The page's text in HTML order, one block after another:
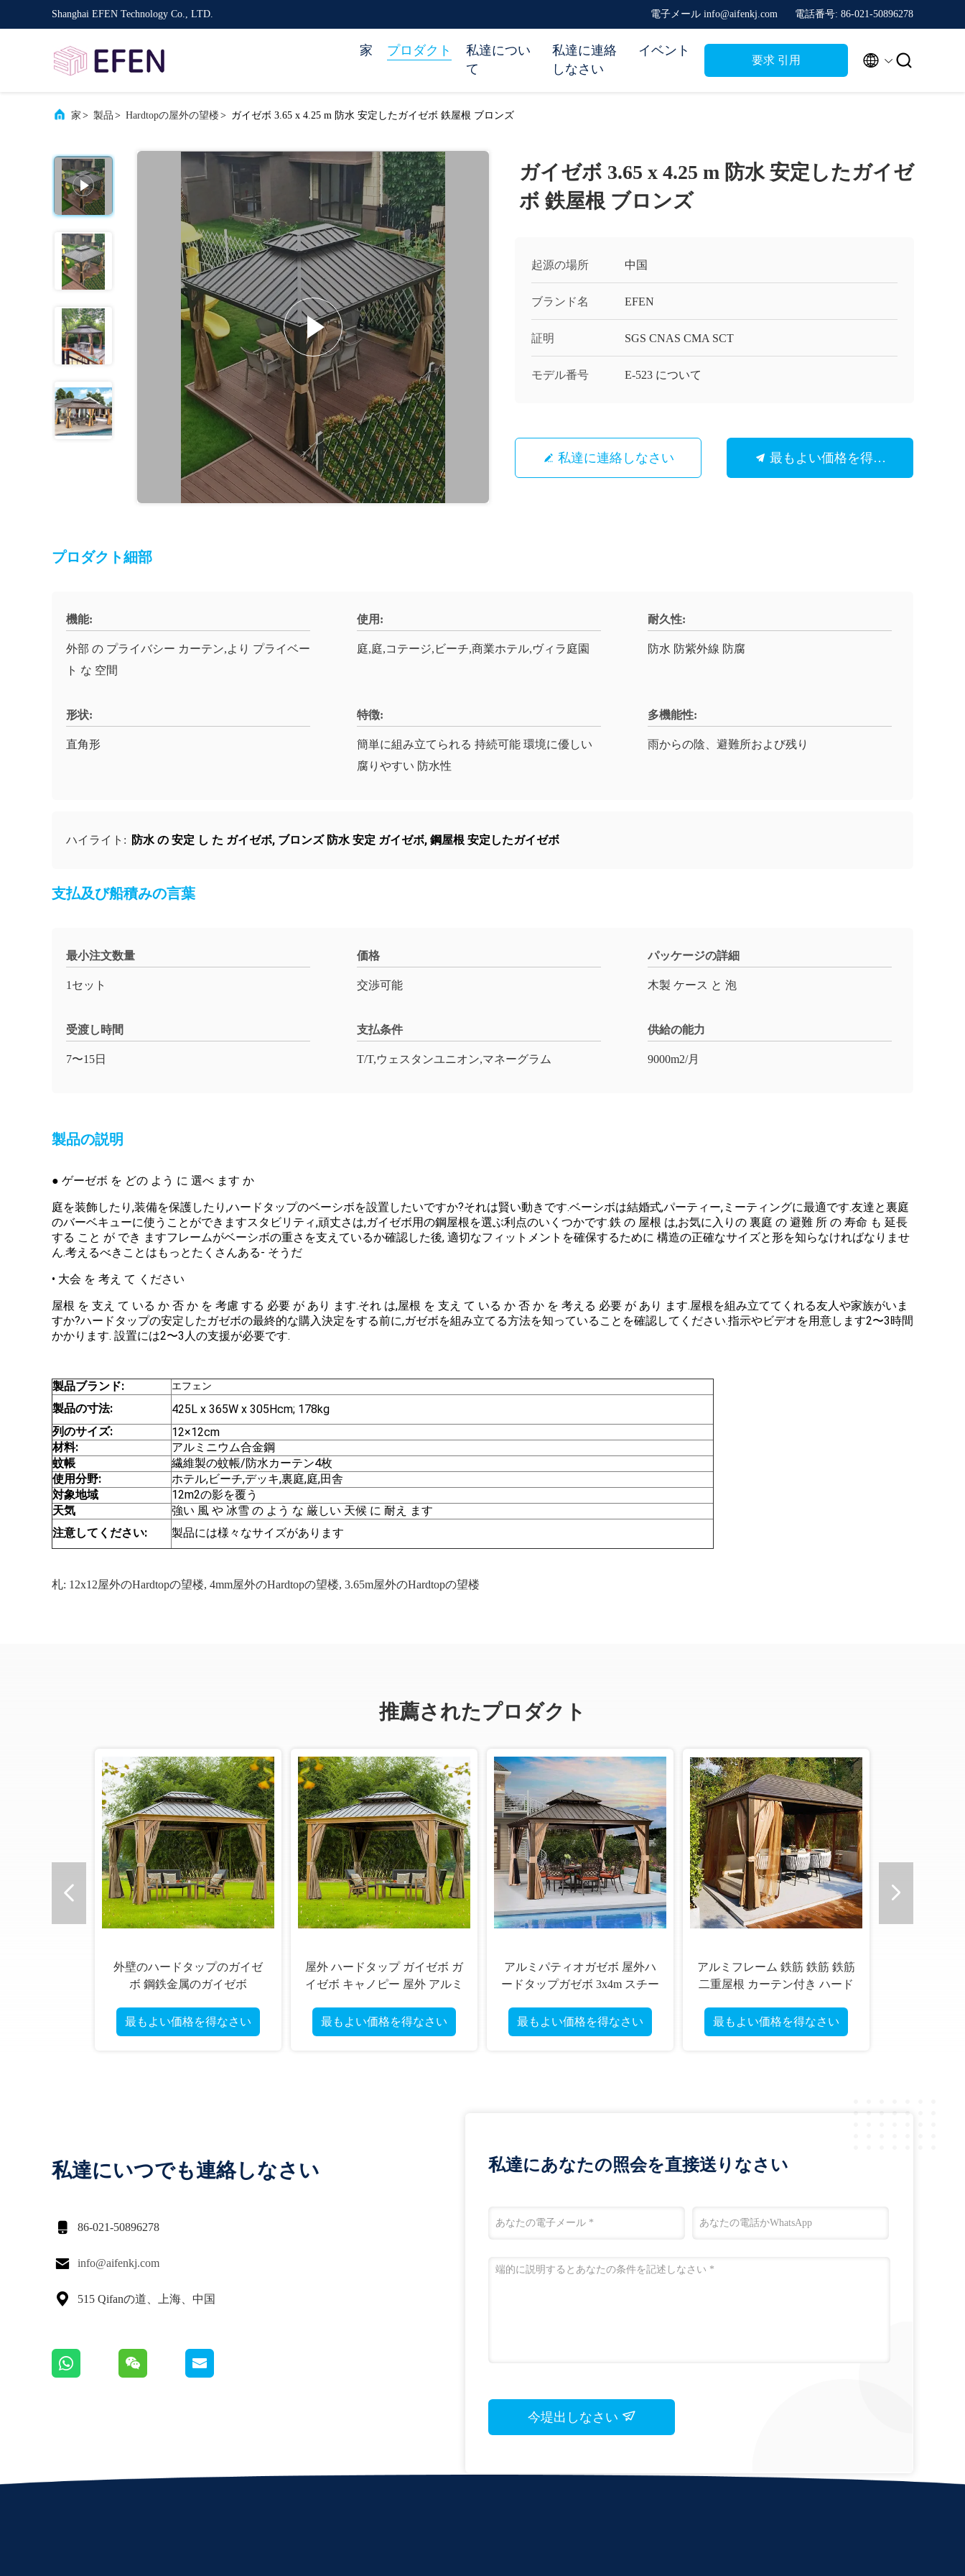
Shanghai EFEN Technology Co., LTD. 電子メール info@aifenkj.com 電話番号: 86-021-50896278
家 プロダクト
私達につい
て
私達に連絡
しなさい
イベント
要求 引用  
家 > 製品 > Hardtopの屋外の望楼 > ガイゼボ 3.65 x 4.25 m 防水 安定したガイゼボ 鉄屋根 ブロンズ
ガイゼボ 3.65 x 4.25 m 防水 安定したガイゼ
ボ 鉄屋根 ブロンズ
起源の場所 中国
ブランド名 EFEN
証明 SGS CNAS CMA SCT
モデル番号 E-523 について
私達に連絡しなさい 最もよい価格を得なさい
プロダクト細部
機能:
外部 の プライバシー カーテン,より プライベー
ト な 空間
使用:
庭,庭,コテージ,ビーチ,商業ホテル,ヴィラ庭園
耐久性:
防水 防紫外線 防腐
形状:
直角形
特徴:
簡単に組み立てられる 持続可能 環境に優しい
腐りやすい 防水性
多機能性:
雨からの陰、避難所および残り
ハイライト: 防水 の 安定 し た ガイゼボ, ブロンズ 防水 安定 ガイゼボ, 鋼屋根 安定したガイゼボ
支払及び船積みの言葉
最小注文数量
1セット
価格
交渉可能
パッケージの詳細
木製 ケース と 泡
受渡し時間
7〜15日
支払条件
T/T,ウェスタンユニオン,マネーグラム
供給の能力
9000m2/月
製品の説明
● ゲーゼボ を どの よう に 選べ ます か
庭を装飾したり,装備を保護したり,ハードタップのベーシボを設置したいですか?それは賢い動きです.ベーシボは結婚式,パーティー,ミーティングに最適です.友達と裏庭
のバーベキューに使うことができますスタビリティ,頑丈さは,ガイゼボ用の鋼屋根を選ぶ利点のいくつかです.鉄 の 屋根 は,お気に入りの 裏庭 の 避難 所 の 寿命 も 延長
する こと が でき ますフレームがベーシボの重さを支えているか確認した後, 適切なフィットメントを確保するために 構造の正確なサイズと形を知らなければなりませ
ん.考えるべきことはもっとたくさんある- そうだ
• 大会 を 考え て ください
屋根 を 支え て いる か 否 か を 考慮 する 必要 が あり ます.それ は,屋根 を 支え て いる か 否 か を 考える 必要 が あり ます.屋根を組み立ててくれる友人や家族がいま
すか?ハードタップの安定したガゼボの最終的な購入決定をする前に,ガゼボを組み立てる方法を知っていることを確認してください.指示やビデオを用意します2〜3時間
かかります. 設置には2〜3人の支援が必要です.
製品ブランド: エフェン
製品の寸法:
425L x 365W x 305Hcm; 178kg
列のサイズ:
12×12cm
材料:
アルミニウム合金鋼
蚊帳
繊維製の蚊帳/防水カーテン4枚
使用分野:
ホテル,ビーチ,デッキ,裏庭,庭,田舎
対象地域
12m2の影を覆う
天気
強い 風 や 冰雪 の よう な 厳しい 天候 に 耐え ます
注意してください:
製品には様々なサイズがあります
札: 12x12屋外のHardtopの望楼, 4mm屋外のHardtopの望楼, 3.65m屋外のHardtopの望楼
推薦されたプロダクト
外壁のハードタップのガイゼ
ボ 鋼鉄金属のガイゼボ
最もよい価格を得なさい
屋外 ハードタップ ガイゼボ ガ
イゼボ キャノピー 屋外 アルミ
最もよい価格を得なさい
アルミパティオガゼボ 屋外ハ
ードタップガゼボ 3x4m スチー
最もよい価格を得なさい
アルミフレーム 鉄筋 鉄筋 鉄筋
二重屋根 カーテン付き ハード
最もよい価格を得なさい
私達にいつでも連絡しなさい
 86-021-50896278
 info@aifenkj.com
 515 Qifanの道、上海、中国
私達にあなたの照会を直接送りなさい
今堤出しなさい